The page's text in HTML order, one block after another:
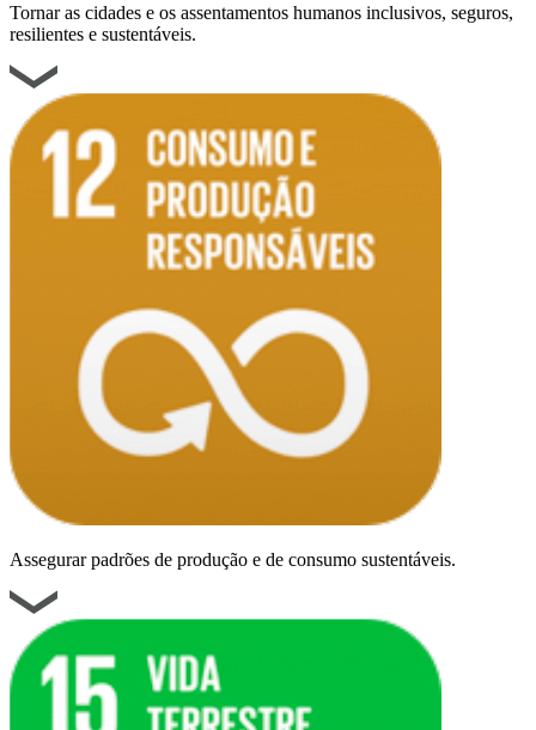
Tornar as cidades e os assentamentos humanos inclusivos, seguros,
resilientes e sustentáveis.
Assegurar padrões de produção e de consumo sustentáveis.